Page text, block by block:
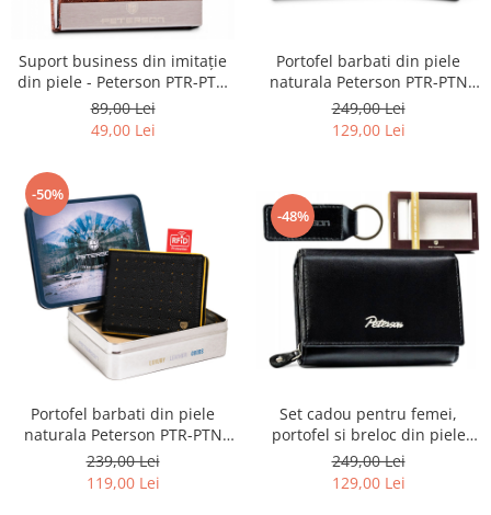
Suport business din imitație
din piele - Peterson PTR-PTN
M6102
89,00 Lei
49,00 Lei
Portofel barbati din piele
naturala Peterson PTR-PTN
MR-12-CN
249,00 Lei
129,00 Lei
-50%
Portofel barbati din piele
naturala Peterson PTR-PTN
1517.03-5958 B-Y
239,00 Lei
119,00 Lei
-48%
Set cadou pentru femei,
portofel si breloc din piele
naturala Peterson PTR-PTN
SET-D-02-KCS
249,00 Lei
129,00 Lei